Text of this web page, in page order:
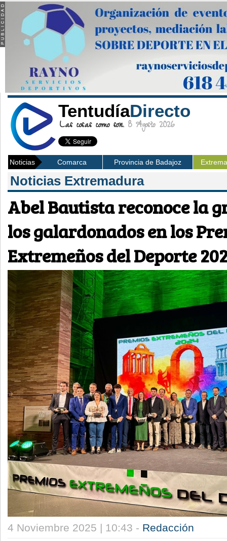
TentudíaDirecto
Las cosas como son. 8 Agosto 2026
Noticias Comarca Provincia de Badajoz
Noticias Extremadura
Abel Bautista reconoce la
los galardonados en los
Extremeños del Deporte
4 Noviembre 2025 | 10:43 - Redacción